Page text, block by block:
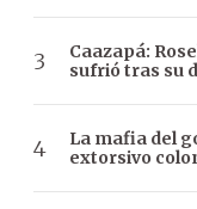
Caazapá:
sufrió tras su
La mafia del
extorsivo